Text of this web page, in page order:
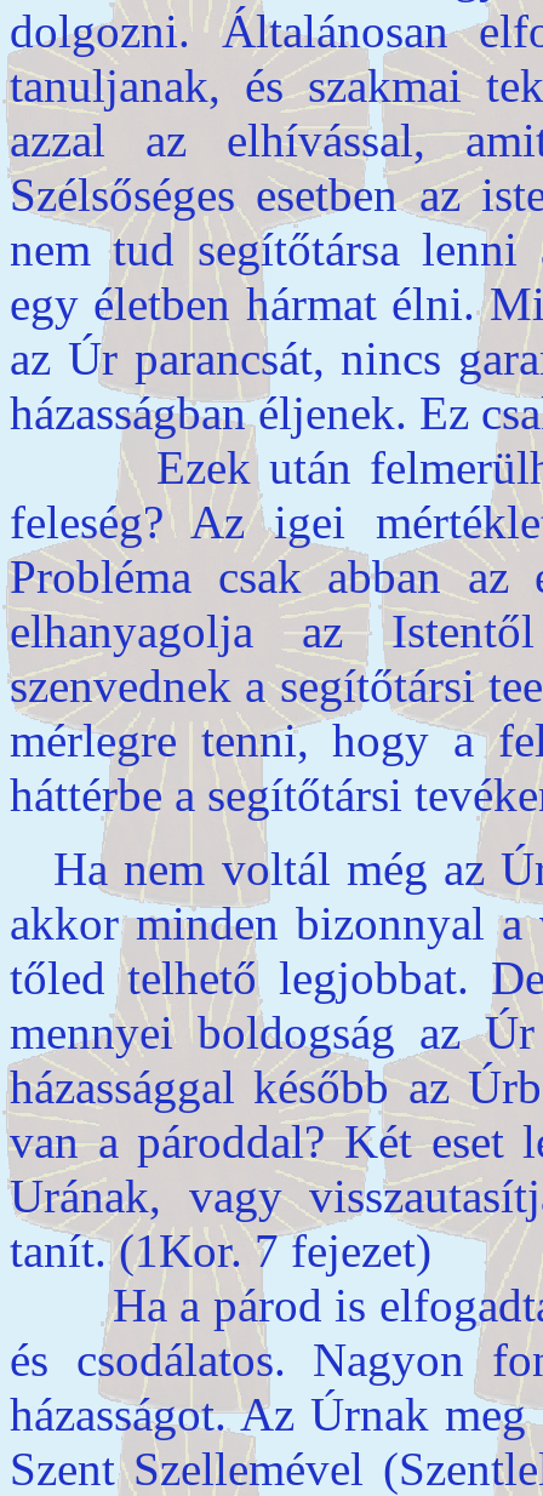
dolgozni. Általánosan
tanuljanak, és szakmai
azzal az elhívással,
Szélsőséges esetben az
nem tud segítőtársa lenni
egy életben hármat élni.
az Úr parancsát, nincs
házasságban éljenek. Ez
Ezek után felmerülhet
feleség? Az igei
Probléma csak abban
elhanyagolja az
szenvednek a segítőtársi
mérlegre tenni, hogy a
háttérbe a segítőtársi
Ha nem voltál még az
akkor minden bizonnyal a
tőled telhető legjobbat.
mennyei boldogság az
házassággal később az
van a pároddal? Két eset
Urának, vagy
tanít. (1Kor. 7 fejezet)
Ha a párod is elfogadta
és csodálatos. Nagyon
házasságot. Az Úrnak
Szent Szellemével